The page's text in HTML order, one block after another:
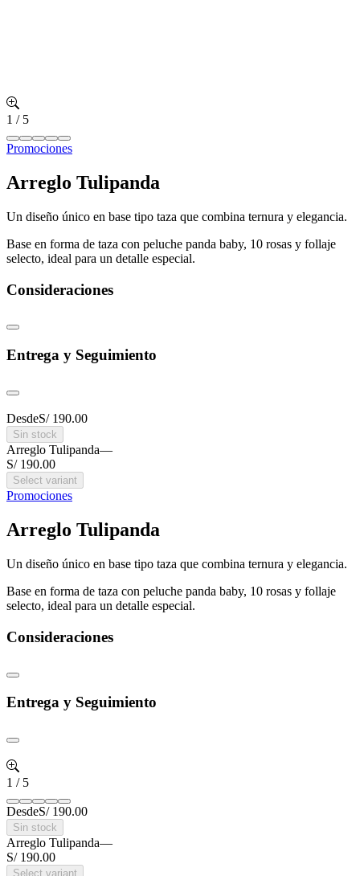
1 / 5
Promociones
Arreglo Tulipanda
Un diseño único en base tipo taza que combina ternura y elegancia.
Base en forma de taza con peluche panda baby, 10 rosas y follaje
selecto, ideal para un detalle especial.
Consideraciones
Entrega y Seguimiento
DesdeS/ 190.00
Sin stock
Arreglo Tulipanda—
S/ 190.00
Select variant
Promociones
Arreglo Tulipanda
Un diseño único en base tipo taza que combina ternura y elegancia.
Base en forma de taza con peluche panda baby, 10 rosas y follaje
selecto, ideal para un detalle especial.
Consideraciones
Entrega y Seguimiento
1 / 5
DesdeS/ 190.00
Sin stock
Arreglo Tulipanda—
S/ 190.00
Select variant